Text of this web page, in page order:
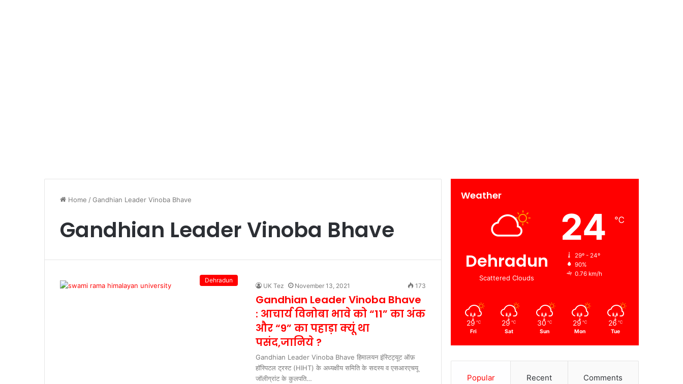
Home /Gandhian Leader Vinoba Bhave
Gandhian Leader Vinoba Bhave
Dehradun
UK Tez November 13, 2021 173
Gandhian Leader Vinoba Bhave
: आचार्य विनोबा भावे को “11” का अंक
और “9” का पहाड़ा क्यूं था
पसंद,जानिये ?
Gandhian Leader Vinoba Bhave हिमालयन इंस्टिट्यूट ऑफ़
हॉस्पिटल ट्रस्ट (HIHT) के अध्यक्षीय समिति के सदस्य व एसआरएचयू
जॉलीग्रांट के कुलपति…
Weather
Dehradun
Scattered Clouds
24 ℃
29º - 24º
90%
0.76 km/h
29 ℃
Fri
29 ℃
Sat
30 ℃
Sun
29 ℃
Mon
26 ℃
Tue
Popular Recent Comments